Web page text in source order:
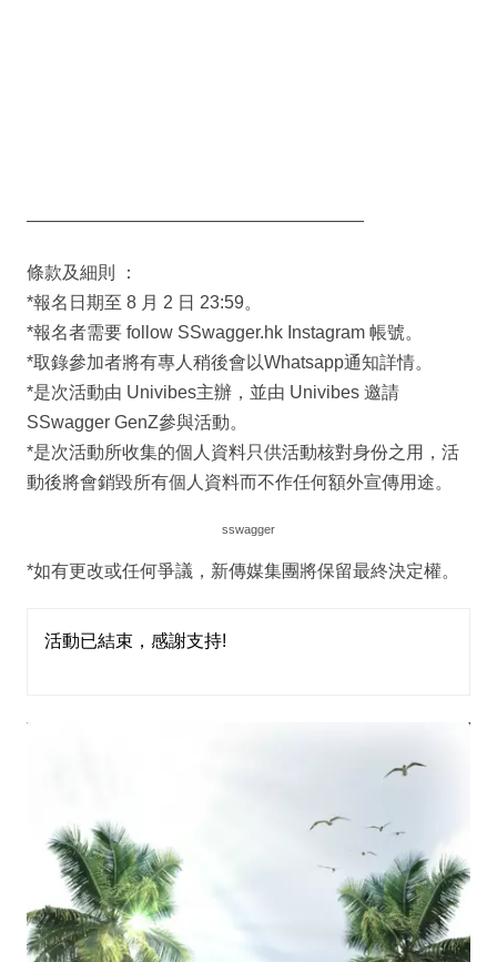
———————————————————
條款及細則 ：
*報名日期至 8 月 2 日 23:59。
*報名者需要 follow SSwagger.hk Instagram 帳號。
*取錄參加者將有專人稍後會以Whatsapp通知詳情。
*是次活動由 Univibes主辦，並由 Univibes 邀請
SSwagger GenZ參與活動。
*是次活動所收集的個人資料只供活動核對身份之用，活
動後將會銷毀所有個人資料而不作任何額外宣傳用途。
sswagger
*如有更改或任何爭議，新傳媒集團將保留最終決定權。
活動已結束，感謝支持!